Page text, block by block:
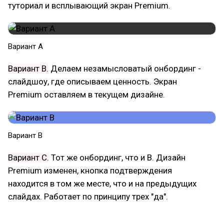
туториал и всплывающий экран Premium.
Вариант A
Вариант B. Делаем незамысловатый онбординг -
слайдшоу, где описываем ценность. Экран
Premium оставляем в текущем дизайне.
Вариант B
Вариант С. Тот же онбординг, что и B. Дизайн
Premium изменен, кнопка подтверждения
находится в том же месте, что и на предыдущих
слайдах. Работает по принципу трех "да".